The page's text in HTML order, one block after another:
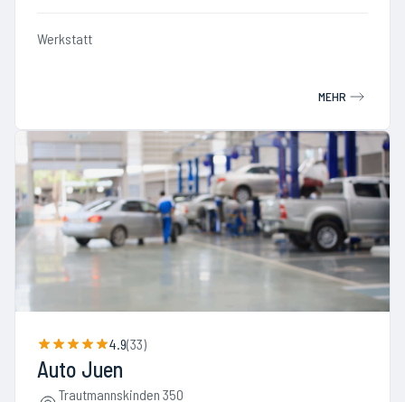
Werkstatt
MEHR
4.9(33)
Auto Juen
Trautmannskinden 350